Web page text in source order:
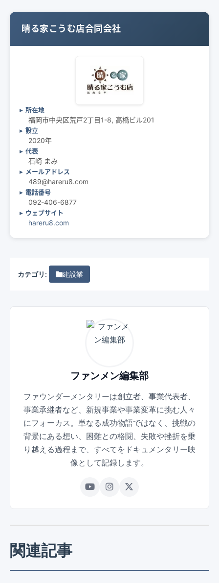
晴る家こうむ店合同会社
所在地
福岡市中央区荒戸2丁目1-8, 高橋ビル201
設立
2020年
代表
石崎 まみ
メールアドレス
489@hareru8.com
電話番号
092-406-6877
ウェブサイト
hareru8.com
カテゴリ: 建設業
ファンメン編集部
ファウンダーメンタリーは創立者、事業代表者、
事業承継者など、新規事業や事業変革に挑む人々
にフォーカス。単なる成功物語ではなく、挑戦の
背景にある想い、困難との格闘、失敗や挫折を乗
り越える過程まで、すべてをドキュメンタリー映
像として記録します。
関連記事